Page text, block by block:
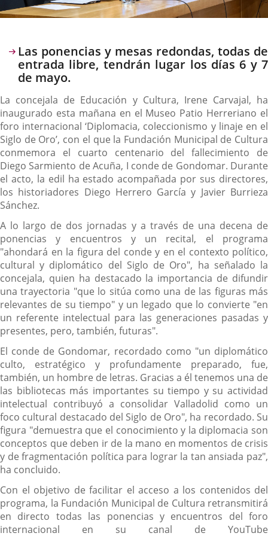
Descripción
Las ponencias y mesas redondas, todas de
entrada libre, tendrán lugar los días 6 y 7
de mayo.
La concejala de Educación y Cultura, Irene Carvajal, ha
inaugurado esta mañana en el Museo Patio Herreriano el
foro internacional ‘Diplomacia, coleccionismo y linaje en el
Siglo de Oro’, con el que la Fundación Municipal de Cultura
conmemora el cuarto centenario del fallecimiento de
Diego Sarmiento de Acuña, I conde de Gondomar. Durante
el acto, la edil ha estado acompañada por sus directores,
los historiadores Diego Herrero García y Javier Burrieza
Sánchez.
A lo largo de dos jornadas y a través de una decena de
ponencias y encuentros y un recital, el programa
"ahondará en la figura del conde y en el contexto político,
cultural y diplomático del Siglo de Oro", ha señalado la
concejala, quien ha destacado la importancia de difundir
una trayectoria "que lo sitúa como una de las figuras más
relevantes de su tiempo" y un legado que lo convierte "en
un referente intelectual para las generaciones pasadas y
presentes, pero, también, futuras".
El conde de Gondomar, recordado como "un diplomático
culto, estratégico y profundamente preparado, fue,
también, un hombre de letras. Gracias a él tenemos una de
las bibliotecas más importantes su tiempo y su actividad
intelectual contribuyó a consolidar Valladolid como un
foco cultural destacado del Siglo de Oro", ha recordado. Su
figura "demuestra que el conocimiento y la diplomacia son
conceptos que deben ir de la mano en momentos de crisis
y de fragmentación política para lograr la tan ansiada paz",
ha concluido.
Con el objetivo de facilitar el acceso a los contenidos del
programa, la Fundación Municipal de Cultura retransmitirá
en directo todas las ponencias y encuentros del foro
internacional en su canal de YouTube